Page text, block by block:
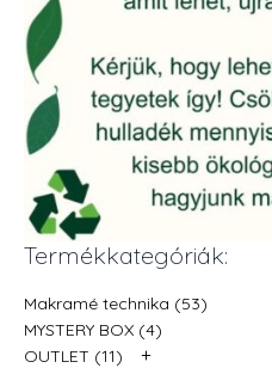
Termékkategóriák:
Makramé technika (53)
MYSTERY BOX (4)
OUTLET (11)
+